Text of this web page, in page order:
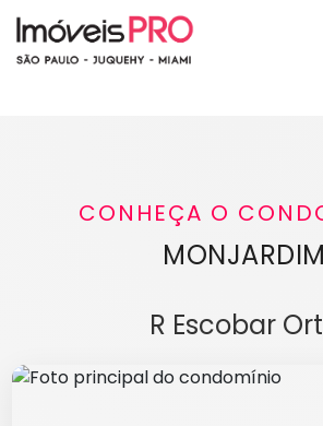
CONHEÇA O
MONJARDIM
R Escobar